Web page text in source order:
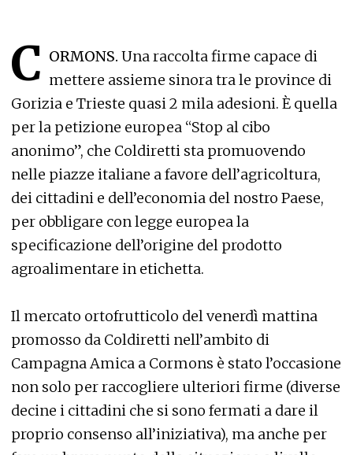
C ORMONS. Una raccolta firme capace di
mettere assieme sinora tra le province di
Gorizia e Trieste quasi 2 mila adesioni. È quella
per la petizione europea “Stop al cibo
anonimo”, che Coldiretti sta promuovendo
nelle piazze italiane a favore dell’agricoltura,
dei cittadini e dell’economia del nostro Paese,
per obbligare con legge europea la
specificazione dell’origine del prodotto
agroalimentare in etichetta.
Il mercato ortofrutticolo del venerdì mattina
promosso da Coldiretti nell’ambito di
Campagna Amica a Cormons è stato l’occasione
non solo per raccogliere ulteriori firme (diverse
decine i cittadini che si sono fermati a dare il
proprio consenso all’iniziativa), ma anche per